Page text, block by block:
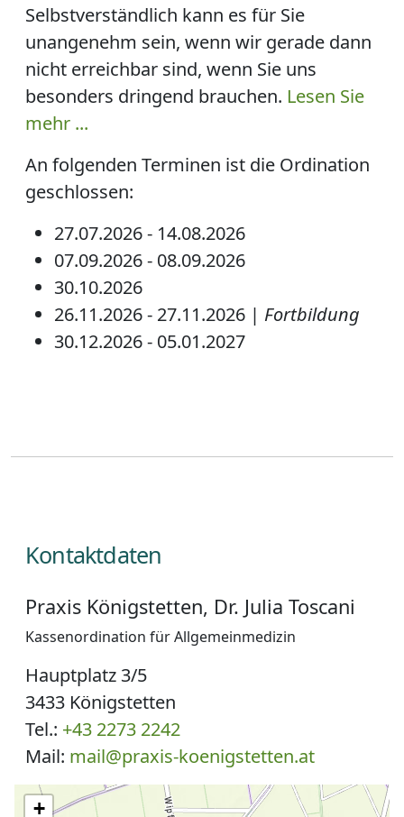
Selbstverständlich kann es für Sie
unangenehm sein, wenn wir gerade dann
nicht erreichbar sind, wenn Sie uns
besonders dringend brauchen. Lesen Sie
mehr ...
An folgenden Terminen ist die Ordination
geschlossen:
27.07.2026 - 14.08.2026
07.09.2026 - 08.09.2026
30.10.2026
26.11.2026 - 27.11.2026 | Fortbildung
30.12.2026 - 05.01.2027
Kontaktdaten
Praxis Königstetten, Dr. Julia Toscani
Kassenordination für Allgemeinmedizin
Hauptplatz 3/5
3433 Königstetten
Tel.: +43 2273 2242
Mail: mail@praxis-koenigstetten.at
+